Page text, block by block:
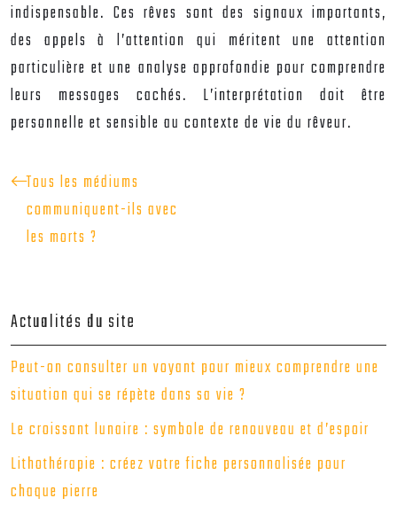
indispensable. Ces rêves sont des signaux importants,
des appels à l’attention qui méritent une attention
particulière et une analyse approfondie pour comprendre
leurs messages cachés. L’interprétation doit être
personnelle et sensible au contexte de vie du rêveur.
Tous les médiums
communiquent-ils avec
les morts ?
Actualités du site
Peut-on consulter un voyant pour mieux comprendre une
situation qui se répète dans sa vie ?
Le croissant lunaire : symbole de renouveau et d’espoir
Lithothérapie : créez votre fiche personnalisée pour
chaque pierre